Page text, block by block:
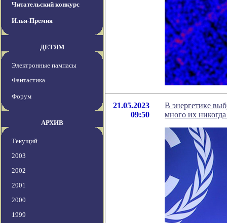
Читательский конкурс
Илья-Премия
ДЕТЯМ
Электронные пампасы
Фантастика
Форум
АРХИВ
Текущий
2003
2002
2001
2000
1999
21.05.2023
09:50
В энергетике
много их